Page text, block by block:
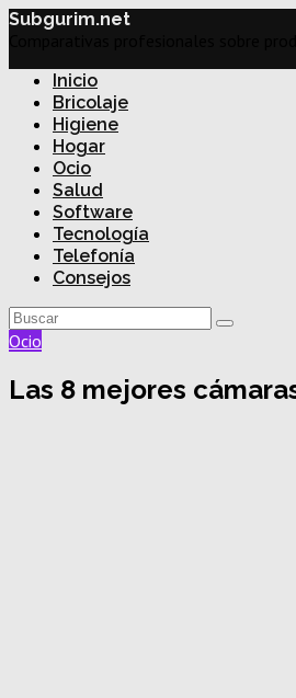
Subgurim.net
Inicio
Bricolaje
Higiene
Hogar
Ocio
Salud
Software
Tecnología
Telefonía
Consejos
Ocio
Las 8 mejores